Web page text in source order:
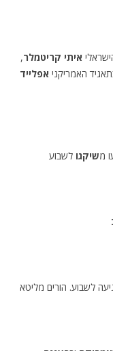
איתי קריטמלר,
האמריקני אפלייד
שיקגו לשבוע
לשבוע. הורים מליטא